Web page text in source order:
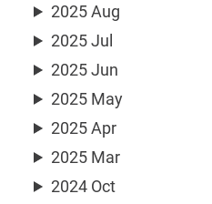
2025 Aug
2025 Jul
2025 Jun
2025 May
2025 Apr
2025 Mar
2024 Oct